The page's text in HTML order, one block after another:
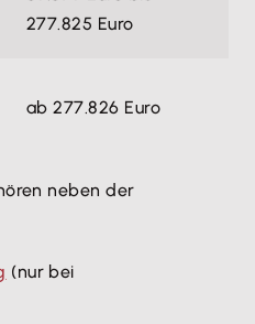
277.825 Euro
ab 277.826 Euro
neben der
(nur bei